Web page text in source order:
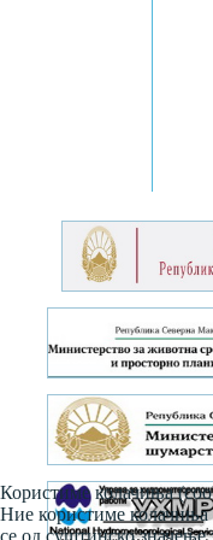
Користиме колачиња
Ние користиме
се од суштинско значење